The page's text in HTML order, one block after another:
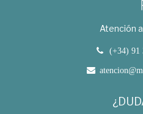
Atención
(+34) 91